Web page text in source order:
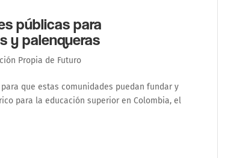
públicas para
y palenqueras
Propia de Futuro
que estas comunidades puedan fundar y
para la educación superior en Colombia, el